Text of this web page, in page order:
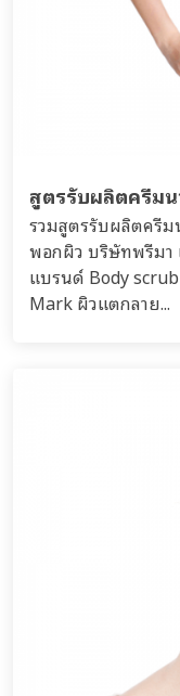
สูตรรับผลิตครีม
รวมสูตรรับผลิตครี
พอกผิว บริษัทพรีมา
แบรนด์ Body
Mark ผิวแตกลาย...